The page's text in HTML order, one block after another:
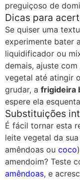
preguiçoso de
Dicas para
Se quiser uma
experimente bater
liquidificador ou
demais, ajuste
vegetal até atingir
grudar, a frigideira
espere ela
Substituições
É fácil tornar esta
leite vegetal da
amêndoas ou coco
amendoim? Teste
amêndoas, e